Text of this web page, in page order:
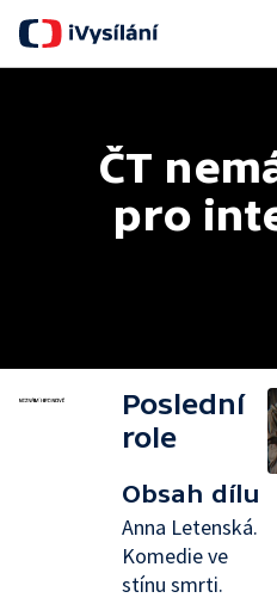
ČT
pro
Poslední
role
Obsah dílu
Anna Letenská.
Komedie ve
stínu smrti.